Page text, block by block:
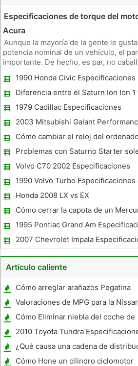
Especificaciones de torque del
Acura
Aunque la mayoría de la gente le
potencia nominal de un vehículo, el
importante. De hecho, es par, no
bajas velocidades del motor - permite
aceler
1990 Honda Civic Especificaciones
Diferencia entre el Saturn Ion Ion 1
1979 Cadillac Especificaciones
2003 Mitsubishi Galant
Cómo cambiar el reloj del
bordo de un BMW E36
Problemas con Saturno Starter
Volvo C70 2002 Especificaciones
1990 Volvo Turbo Especificaciones
Honda 2008 LX vs EX
Cómo cerrar la capota de un
LS
1995 Pontiac Grand Am
torque
2007 Chevrolet Impala
Artículo caliente
Cómo arreglar arañazos Pegatina
Valoraciones de MPG para la
2005
Cómo Eliminar niebla del coche de
Windows
2010 Toyota Tundra
Remolque
¿Qué causa una cadena de
Quiebre ?
Cómo Hone un cilindro ciclomotor